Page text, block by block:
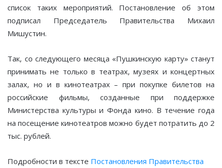
список таких мероприятий. Постановление об этом
подписал Председатель Правительства Михаил
Мишустин.
Так, со следующего месяца «Пушкинскую карту» станут
принимать не только в театрах, музеях и концертных
залах, но и в кинотеатрах – при покупке билетов на
российские фильмы, созданные при поддержке
Министерства культуры и Фонда кино. В течение года
на посещение кинотеатров можно будет потратить до 2
тыс. рублей.
Подробности в тексте Постановления Правительства